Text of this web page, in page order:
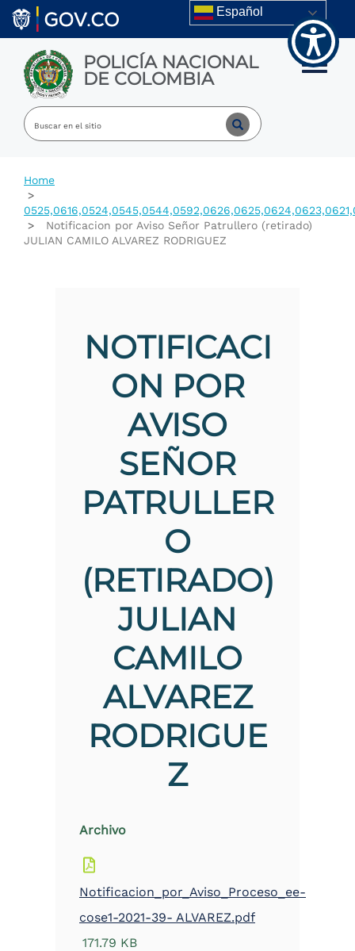
Welcome
All
Accessibility
screen
reader.
Accessibility
screen
reader,
Skip to main content Español
POLICÍA NACIONAL
DE COLOMBIA Toggle
Home
Notificacion por Aviso Señor Patrullero (retirado)
JULIAN CAMILO ALVAREZ RODRIGUEZ
NOTIFICACI
ON POR
AVISO
SEÑOR
PATRULLER
O
(RETIRADO)
JULIAN
CAMILO
ALVAREZ
RODRIGUE
Z
Archivo
Notificacion_por_Aviso_Proceso_ee-
cose1-2021-39- ALVAREZ.pdf
171.79 KB